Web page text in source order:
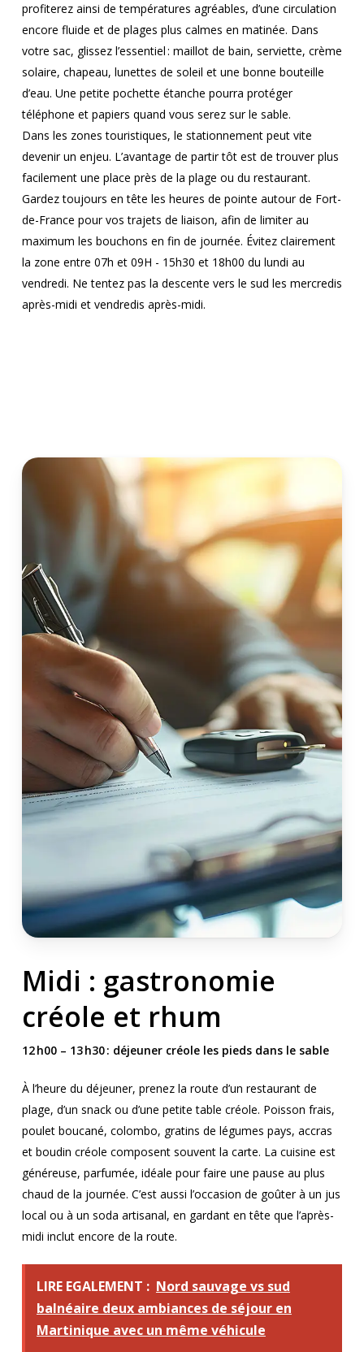
profiterez ainsi de températures agréables, d’une circulation
encore fluide et de plages plus calmes en matinée. Dans
votre sac, glissez l’essentiel : maillot de bain, serviette, crème
solaire, chapeau, lunettes de soleil et une bonne bouteille
d’eau. Une petite pochette étanche pourra protéger
téléphone et papiers quand vous serez sur le sable.
Dans les zones touristiques, le stationnement peut vite
devenir un enjeu. L’avantage de partir tôt est de trouver plus
facilement une place près de la plage ou du restaurant.
Gardez toujours en tête les heures de pointe autour de Fort-
de-France pour vos trajets de liaison, afin de limiter au
maximum les bouchons en fin de journée. Évitez clairement
la zone entre 07h et 09H - 15h30 et 18h00 du lundi au
vendredi. Ne tentez pas la descente vers le sud les mercredis
après-midi et vendredis après-midi.
Midi : gastronomie
créole et rhum
12 h00 – 13 h30 : déjeuner créole les pieds dans le sable
À l’heure du déjeuner, prenez la route d’un restaurant de
plage, d’un snack ou d’une petite table créole. Poisson frais,
poulet boucané, colombo, gratins de légumes pays, accras
et boudin créole composent souvent la carte. La cuisine est
généreuse, parfumée, idéale pour faire une pause au plus
chaud de la journée. C’est aussi l’occasion de goûter à un jus
local ou à un soda artisanal, en gardant en tête que l’après-
midi inclut encore de la route.
LIRE EGALEMENT : Nord sauvage vs sud
balnéaire deux ambiances de séjour en
Martinique avec un même véhicule